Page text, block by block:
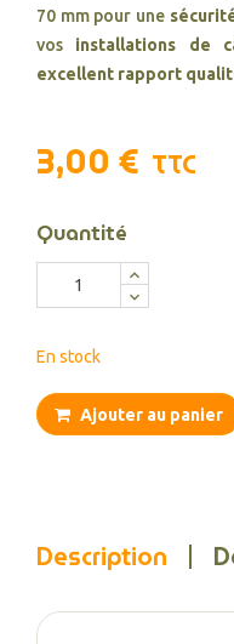
70 mm pour une
vos installations de
excellent rapport
3,00 € TTC
Quantité
En stock
Ajouter au panier
Description